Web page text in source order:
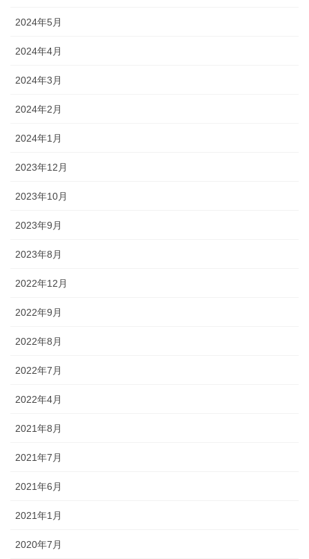
2024年5月
2024年4月
2024年3月
2024年2月
2024年1月
2023年12月
2023年10月
2023年9月
2023年8月
2022年12月
2022年9月
2022年8月
2022年7月
2022年4月
2021年8月
2021年7月
2021年6月
2021年1月
2020年7月